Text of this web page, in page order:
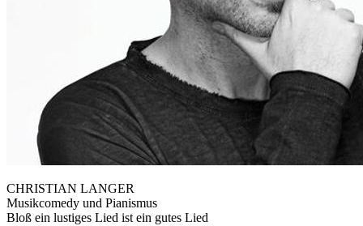
CHRISTIAN LANGER
Musikcomedy und Pianismus
Bloß ein lustiges Lied ist ein gutes Lied